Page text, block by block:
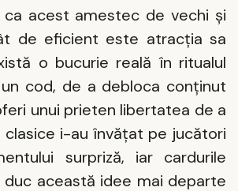
acest amestec de vechi și
de eficient este atracția sa
o bucurie reală în ritualul
cod, de a debloca conținut
unui prieten libertatea de a
clasice i-au învățat pe jucători
surpriză, iar cardurile
această idee mai departe